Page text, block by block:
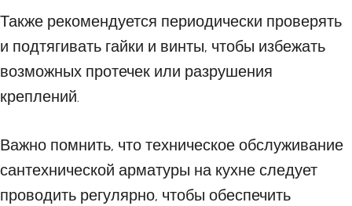
Также рекомендуется периодически проверять
и подтягивать гайки и винты, чтобы избежать
возможных протечек или разрушения
креплений.
Важно помнить, что техническое обслуживание
сантехнической арматуры на кухне следует
проводить регулярно, чтобы обеспечить